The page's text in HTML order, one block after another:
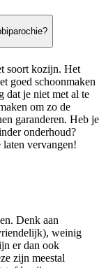
soort kozijn. Het
goed schoonmaken
dat je niet met al te
om zo de
garanderen. Heb je
onderhoud?
vervangen!
Denk aan
weinig
er dan ook
zijn meestal